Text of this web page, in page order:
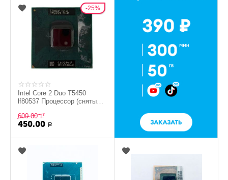
25%
Intel Core 2 Duo T5450
lf80537 Процессор (снятый
600.00 Р
450.00 Р